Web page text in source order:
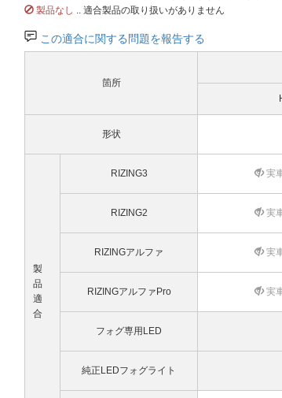
製品なし .. 適合製品の取り扱いがありません
この適合に関する問題を報告する
箇所
形状
製
品
適
合
RIZING3 実
RIZING2 実
RIZINGアルファ 実
RIZINGアルファPro 実
フォグ専用LED
純正LEDフォグライト